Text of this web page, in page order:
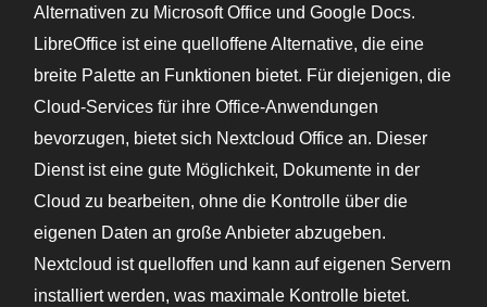
Alternativen zu Microsoft Office und Google Docs.
LibreOffice ist eine quelloffene Alternative, die eine
breite Palette an Funktionen bietet. Für diejenigen, die
Cloud-Services für ihre Office-Anwendungen
bevorzugen, bietet sich Nextcloud Office an. Dieser
Dienst ist eine gute Möglichkeit, Dokumente in der
Cloud zu bearbeiten, ohne die Kontrolle über die
eigenen Daten an große Anbieter abzugeben.
Nextcloud ist quelloffen und kann auf eigenen Servern
installiert werden, was maximale Kontrolle bietet.